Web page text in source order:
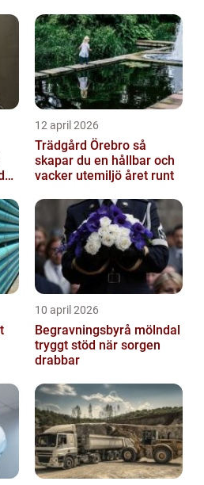
12 april 2026
Trädgård Örebro så
skapar du en hållbar och
vacker utemiljö året runt
10 april 2026
Begravningsbyrå mölndal
tryggt stöd när sorgen
drabbar